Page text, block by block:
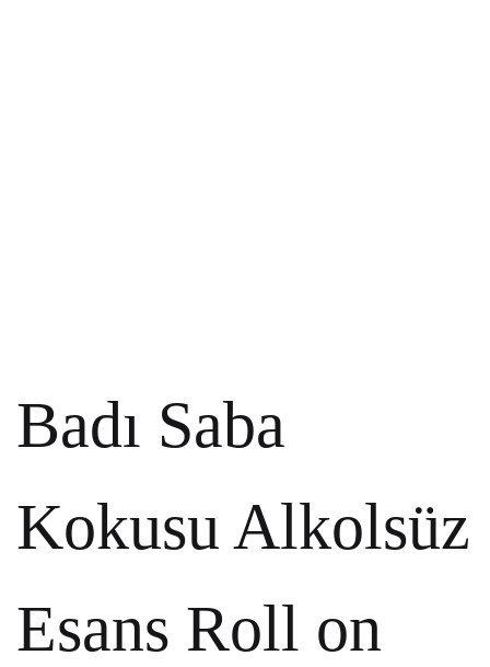
Badı Saba
Kokusu Alkolsüz
Esans Roll on